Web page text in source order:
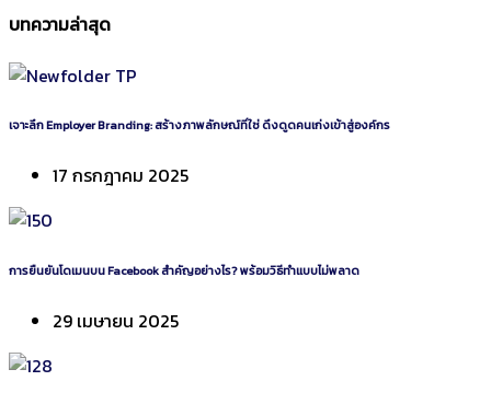
บทความล่าสุด
เจาะลึก Employer Branding: สร้างภาพลักษณ์ที่ใช่ ดึงดูดคนเก่งเข้าสู่องค์กร
17 กรกฎาคม 2025
การยืนยันโดเมนบน Facebook สำคัญอย่างไร? พร้อมวิธีทำแบบไม่พลาด
29 เมษายน 2025